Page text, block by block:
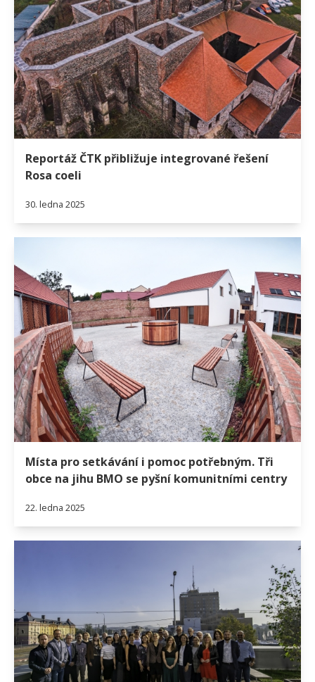
Reportáž ČTK přibližuje integrované řešení
Rosa coeli
30. ledna 2025
Místa pro setkávání i pomoc potřebným. Tři
obce na jihu BMO se pyšní komunitními centry
22. ledna 2025